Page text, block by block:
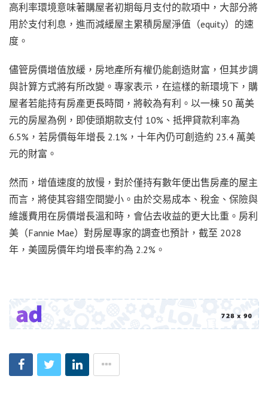
高利率環境意味著購屋者初期每月支付的款項中，大部分將
用於支付利息，進而減緩屋主累積房屋淨值（equity）的速
度。
儘管房價增值放緩，房地產所有權仍能創造財富，但其步調
與計算方式將有所改變。專家表示，在這樣的新環境下，購
屋者若能持有房產更長時間，將較為有利。以一棟 50 萬美
元的房屋為例，即使頭期款支付 10%、抵押貸款利率為
6.5%，若房價每年增長 2.1%，十年內仍可創造約 23.4 萬美
元的財富。
然而，增值速度的放慢，對於僅持有數年便出售房產的屋主
而言，將使其容錯空間變小。由於交易成本、稅金、保險與
維護費用在房價增長溫和時，會佔去收益的更大比重。房利
美（Fannie Mae）對房屋專家的調查也預計，截至 2028
年，美國房價年均增長率約為 2.2%。